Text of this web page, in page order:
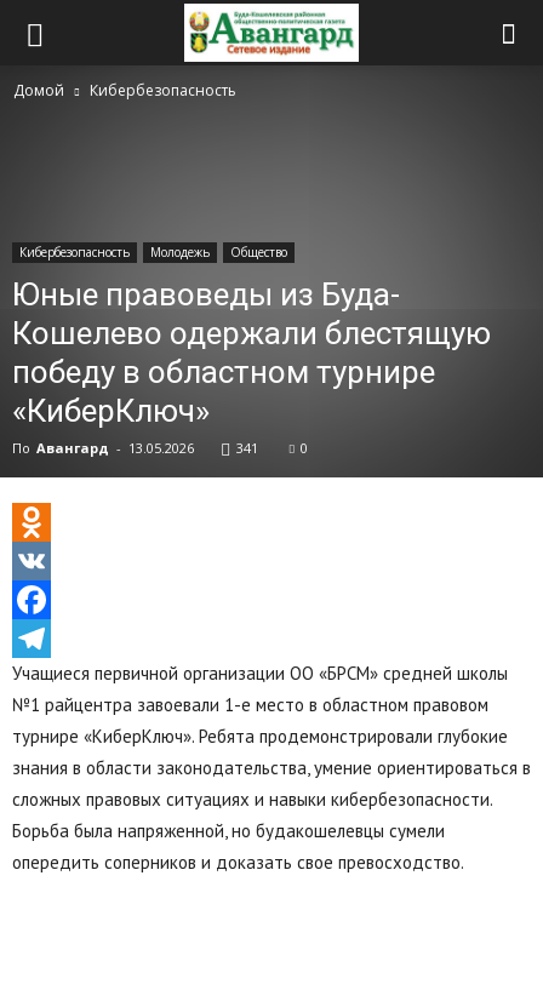
Домой Кибербезопасность
Кибербезопасность Молодежь Общество
Юные правоведы из Буда-
Кошелево одержали блестящую
победу в областном турнире
«КиберКлюч»
По Авангард - 13.05.2026 341 0
Odnoklassniki
VK
Facebook
Telegram
Учащиеся первичной организации ОО «БРСМ» средней школы
№1 райцентра завоевали 1-е место в областном правовом
турнире «КиберКлюч». Ребята продемонстрировали глубокие
знания в области законодательства, умение ориентироваться в
сложных правовых ситуациях и навыки кибербезопасности.
Борьба была напряженной, но будакошелевцы сумели
опередить соперников и доказать свое превосходство.